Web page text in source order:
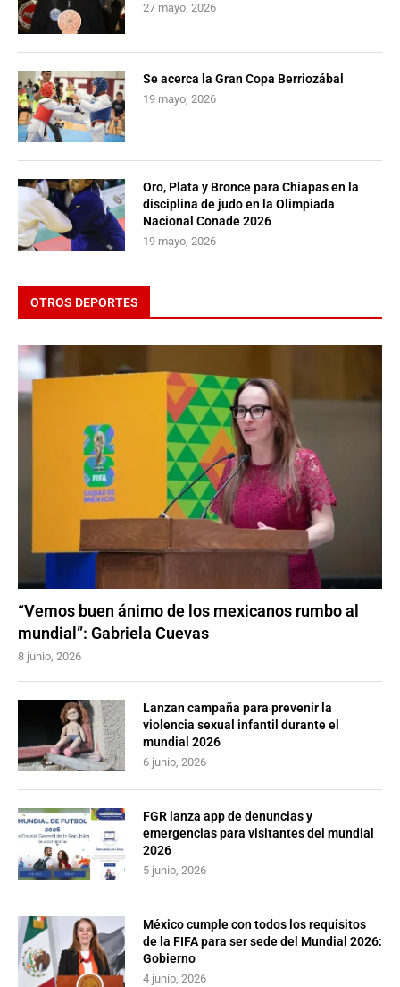
27 mayo, 2026
Se acerca la Gran Copa Berriozábal
19 mayo, 2026
Oro, Plata y Bronce para Chiapas en la
disciplina de judo en la Olimpiada
Nacional Conade 2026
19 mayo, 2026
OTROS DEPORTES
“Vemos buen ánimo de los mexicanos rumbo al
mundial”: Gabriela Cuevas
8 junio, 2026
Lanzan campaña para prevenir la
violencia sexual infantil durante el
mundial 2026
6 junio, 2026
FGR lanza app de denuncias y
emergencias para visitantes del mundial
2026
5 junio, 2026
México cumple con todos los requisitos
de la FIFA para ser sede del Mundial 2026:
Gobierno
4 junio, 2026